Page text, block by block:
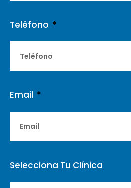
Teléfono
Email
Selecciona Tu Clínica